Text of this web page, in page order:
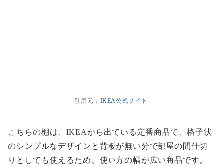
引用元： IKEA公式サイト
こちらの棚は、IKEAから出ている定番商品で、格子状
のシンプルなデザインと背板が無い分で部屋の間仕切
りとしても使えるため、使い方の幅が広い商品です。